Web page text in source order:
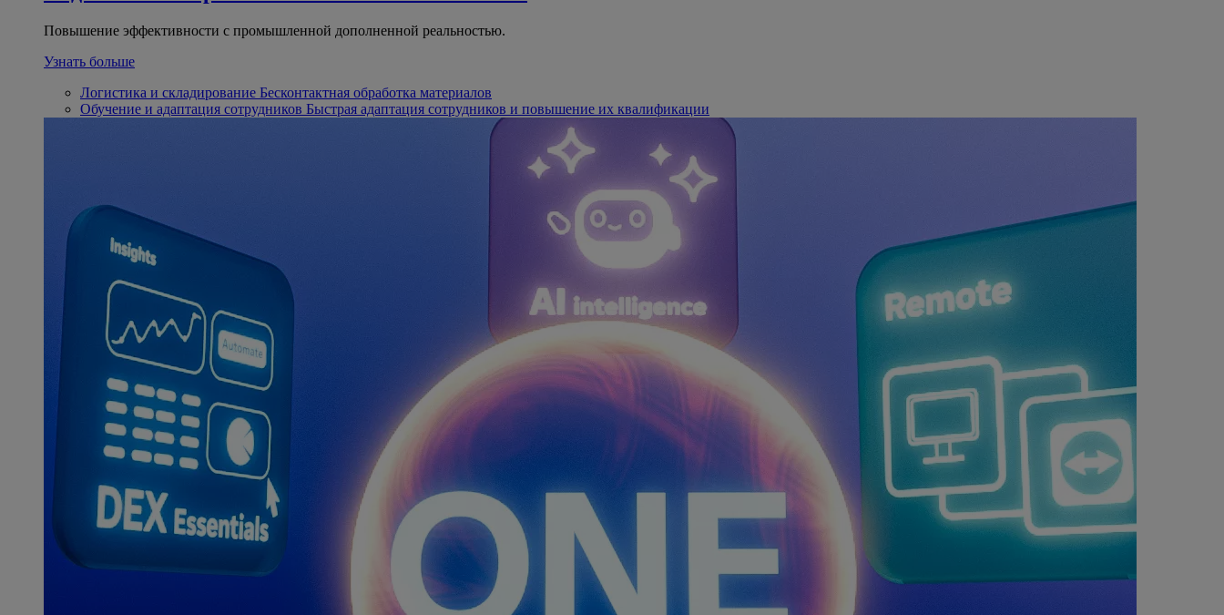
Повышение эффективности с промышленной дополненной реальностью.
Узнать больше
Логистика и складирование Бесконтактная обработка материалов
Обучение и адаптация сотрудников Быстрая адаптация сотрудников и повышение их квалификации